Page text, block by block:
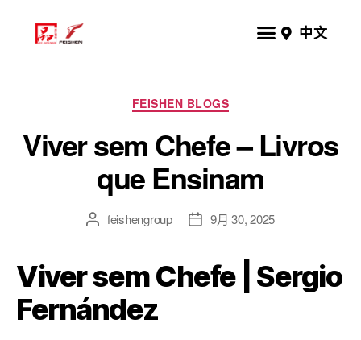
中文
FEISHEN BLOGS
Viver sem Chefe – Livros
que Ensinam
feishengroup 9月 30, 2025
Viver sem Chefe | Sergio
Fernández